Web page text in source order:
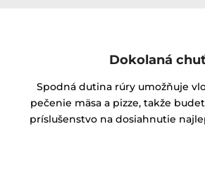
Dokolaná
Spodná dutina rúry umožňuje
pečenie mäsa a pizze, takže
príslušenstvo na dosiahnutie